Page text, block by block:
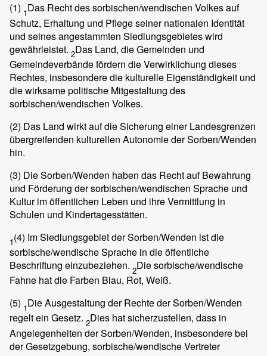
(1) 1Das Recht des sorbischen/wendischen Volkes auf
Schutz, Erhaltung und Pflege seiner nationalen Identität
und seines angestammten Siedlungsgebietes wird
gewährleistet. 2Das Land, die Gemeinden und
Gemeindeverbände fördern die Verwirklichung dieses
Rechtes, insbesondere die kulturelle Eigenständigkeit und
die wirksame politische Mitgestaltung des
sorbischen/wendischen Volkes.
(2) Das Land wirkt auf die Sicherung einer Landesgrenzen
übergreifenden kulturellen Autonomie der Sorben/Wenden
hin.
(3) Die Sorben/Wenden haben das Recht auf Bewahrung
und Förderung der sorbischen/wendischen Sprache und
Kultur im öffentlichen Leben und ihre Vermittlung in
Schulen und Kindertagesstätten.
1(4) Im Siedlungsgebiet der Sorben/Wenden ist die
sorbische/wendische Sprache in die öffentliche
Beschriftung einzubeziehen. 2Die sorbische/wendische
Fahne hat die Farben Blau, Rot, Weiß.
(5) 1Die Ausgestaltung der Rechte der Sorben/Wenden
regelt ein Gesetz. 2Dies hat sicherzustellen, dass in
Angelegenheiten der Sorben/Wenden, insbesondere bei
der Gesetzgebung, sorbische/wendische Vertreter